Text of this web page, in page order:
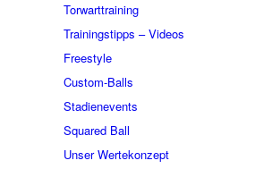
Torwarttraining
Trainingstipps – Videos
Freestyle
Custom-Balls
Stadienevents
Squared Ball
Unser Wertekonzept